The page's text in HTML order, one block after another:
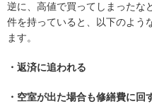
逆に、高値で買ってしまったな
件を持っていると、以下のよう
ます。
・返済に追われる
・空室が出た場合も修繕費に回